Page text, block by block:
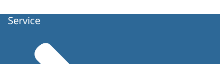
Service